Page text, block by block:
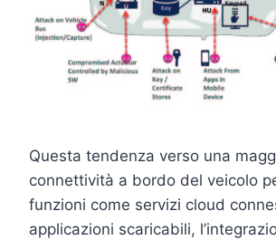
Questa tendenza verso una
connettività a bordo del veicolo
funzioni come servizi cloud
applicazioni scaricabili,